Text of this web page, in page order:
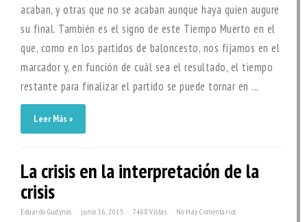
acaban, y otras que no se acaban aunque haya quien augure
su final. También es el signo de este Tiempo Muerto en el
que, como en los partidos de baloncesto, nos fijamos en el
marcador y, en función de cuál sea el resultado, el tiempo
restante para finalizar el partido se puede tornar en ...
Leer Más »
La crisis en la interpretación de la
crisis
Eduardo Gudynas junio 16, 2015 7468 Vistas No Hay Comentarios